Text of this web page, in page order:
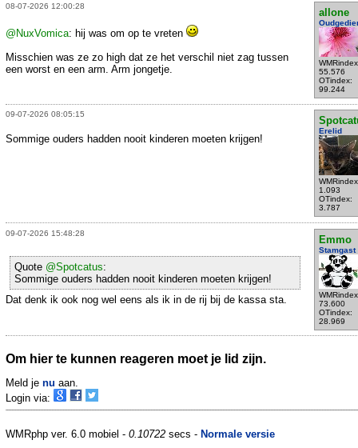
08-07-2026 12:00:28
allone
55.576
OTindex:
99.244
@NuxVomica: hij was om op te vreten
Misschien was ze zo high dat ze het verschil niet zag tussen
een worst en een arm. Arm jongetje.
09-07-2026 08:05:15
Erelid
1.093
OTindex:
3.787
Sommige ouders hadden nooit kinderen moeten krijgen!
09-07-2026 15:48:28
Emmo
Stamgast
73.600
OTindex:
28.969
Quote @Spotcatus:
Sommige ouders hadden nooit kinderen moeten krijgen!
Dat denk ik ook nog wel eens als ik in de rij bij de kassa sta.
Om hier te kunnen reageren moet je lid zijn.
Meld je nu aan.
Login via:
WMRphp ver. 6.0 mobiel - 0.10722 secs - Normale versie